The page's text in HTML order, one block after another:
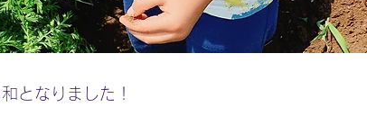
となりました！